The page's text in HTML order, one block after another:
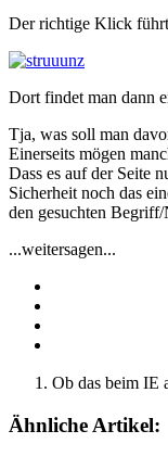
Der richtige Klick
Dort findet man dann
Tja, was soll man
Einerseits mögen
Dass es auf der Seite
Sicherheit noch das
den gesuchten
...weitersagen...
Ob das beim IE
Ähnliche Artikel: